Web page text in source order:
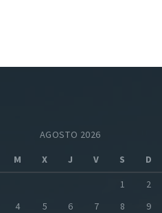
AGOSTO 2026
M X J V S
D
1
2
4 5 6 7 8
9